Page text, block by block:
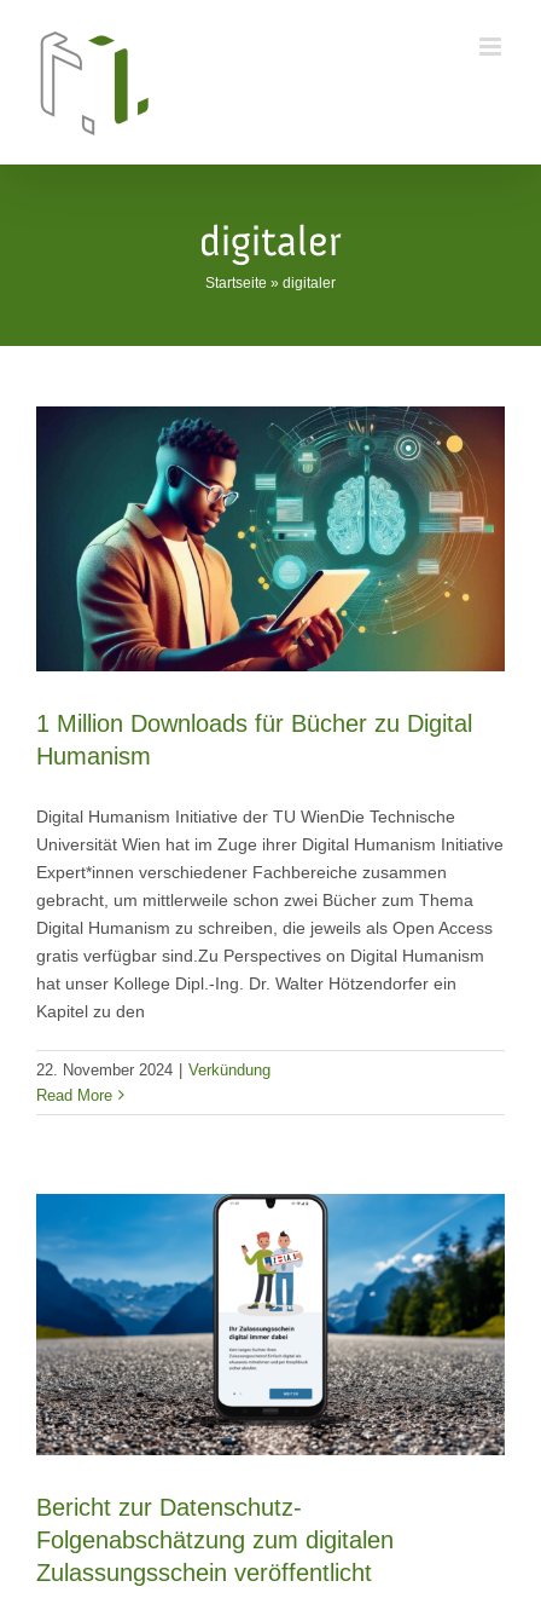
digitaler
Startseite » digitaler
1 Million Downloads für Bücher zu Digital
Humanism
Digital Humanism Initiative der TU WienDie Technische
Universität Wien hat im Zuge ihrer Digital Humanism Initiative
Expert*innen verschiedener Fachbereiche zusammen
gebracht, um mittlerweile schon zwei Bücher zum Thema
Digital Humanism zu schreiben, die jeweils als Open Access
gratis verfügbar sind.Zu Perspectives on Digital Humanism
hat unser Kollege Dipl.-Ing. Dr. Walter Hötzendorfer ein
Kapitel zu den
22. November 2024 | Verkündung
Read More
Bericht zur Datenschutz-
Folgenabschätzung zum digitalen
Zulassungsschein veröffentlicht